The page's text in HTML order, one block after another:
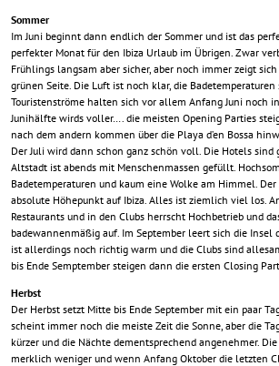
Sommer
Im Juni beginnt dann endlich der Sommer und ist das
perfekter Monat für den Ibiza Urlaub im Übrigen. Zwar
Frühlings langsam aber sicher, aber noch immer zeigt
grünen Seite. Die Luft ist noch klar, die
Touristenströme halten sich vor allem Anfang Juni noch
Junihälfte wirds voller…. die meisten Opening Parties
nach dem andern kommen über die Playa d’en Bossa
Der Juli wird dann schon ganz schön voll. Die Hotels sind
Altstadt ist abends mit Menschenmassen gefüllt.
Badetemperaturen und kaum eine Wolke am Himmel.
absolute Höhepunkt auf Ibiza. Alles ist ziemlich viel los.
Restaurants und in den Clubs herrscht Hochbetrieb und
badewannenmäßig auf. Im September leert sich die Insel
ist allerdings noch richtig warm und die Clubs sind
bis Ende Semptember steigen dann die ersten Closing
Herbst
Der Herbst setzt Mitte bis Ende September mit ein paar
scheint immer noch die meiste Zeit die Sonne, aber die
kürzer und die Nächte dementsprechend angenehmer.
merklich weniger und wenn Anfang Oktober die letzten